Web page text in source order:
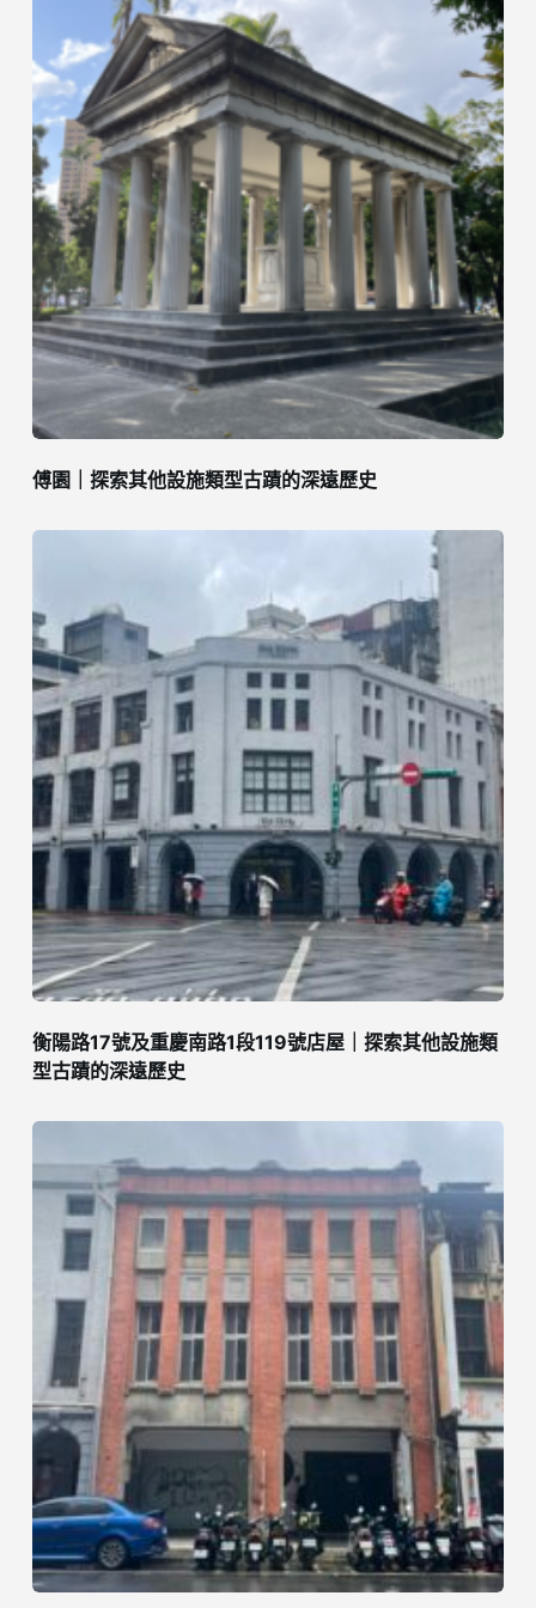
傅園｜探索其他設施類型古蹟的深遠歷史
衡陽路17號及重慶南路1段119號店屋｜探索其他設施類
型古蹟的深遠歷史